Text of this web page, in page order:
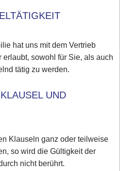
hat uns mit dem Vertrieb
sowohl für Sie, als auch
tätig zu werden.
UND
Klauseln ganz oder teilweise
so wird die Gültigkeit der
nicht berührt.